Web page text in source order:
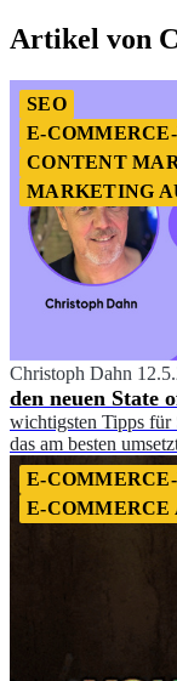
Artikel von
SEO
E-
CONTENT
MARKETING
Christoph Dahn
den neuen State
wichtigsten Tipps
das am besten
E-
E-COMMERCE